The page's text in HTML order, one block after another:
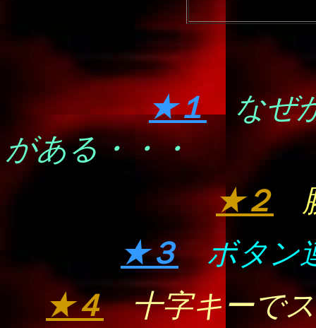
★１
なぜ
がある・・・
★２
★３
ボタン
★４
十字キーで